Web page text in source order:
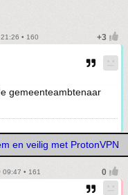
• 160
gemeenteambtenaar
en veilig met ProtonVPN
09:47 • 161